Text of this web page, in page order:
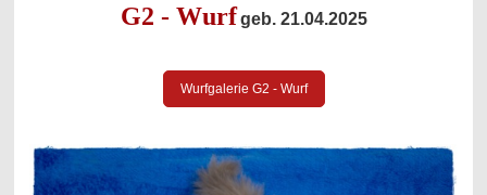
G2 - Wurf geb. 21.04.2025
Wurfgalerie G2 - Wurf